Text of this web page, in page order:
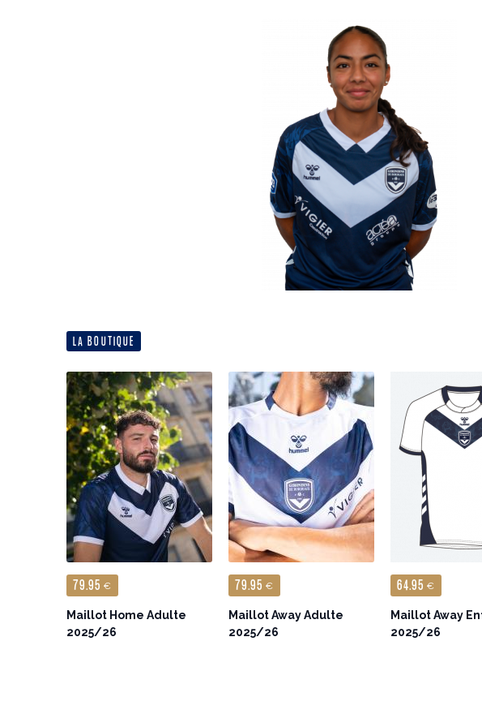
LA BOUTIQUE
79.95 €
Maillot Home Adulte
2025/26
79.95 €
Maillot Away Adulte
2025/26
64.95 €
Maillot Away
2025/26